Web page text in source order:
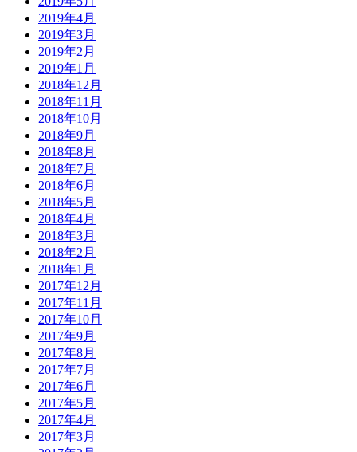
2019年4月
2019年3月
2019年2月
2019年1月
2018年12月
2018年11月
2018年10月
2018年9月
2018年8月
2018年7月
2018年6月
2018年5月
2018年4月
2018年3月
2018年2月
2018年1月
2017年12月
2017年11月
2017年10月
2017年9月
2017年8月
2017年7月
2017年6月
2017年5月
2017年4月
2017年3月